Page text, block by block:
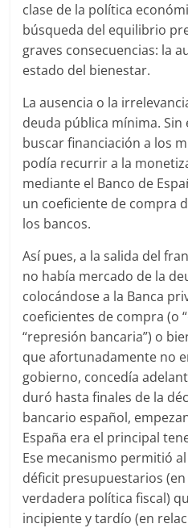
clase de la política
búsqueda del equilibrio
graves consecuencias: la
estado del bienestar.
La ausencia o la
deuda pública mínima. Sin
buscar financiación a los
podía recurrir a la
mediante el Banco de
un coeficiente de compra
los bancos.
Así pues, a la salida del
no había mercado de la
colocándose a la Banca
coeficientes de compra (o
“represión bancaria”) o
que afortunadamente no
gobierno, concedía
duró hasta finales de la
bancario español,
España era el principal
Ese mecanismo permitió
déficit presupuestarios (en
verdadera política fiscal)
incipiente y tardío (en